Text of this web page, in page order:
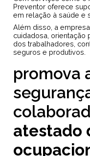
Preventor oferece
em relação à saúde e
Além disso, a
cuidadosa,
dos trabalhadores,
seguros e produtivos.
promova
atestado